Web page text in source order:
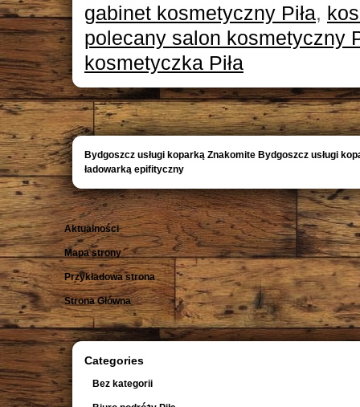
gabinet kosmetyczny Piła,
polecany salon kosmetyczny
kosmetyczka Piła
Bydgoszcz usługi koparką Znakomite Bydgoszcz usługi
ładowarką epifityczny
Aktualności
Mapa strony
Przykładowa strona
Strona Główna
Categories
Bez kategorii